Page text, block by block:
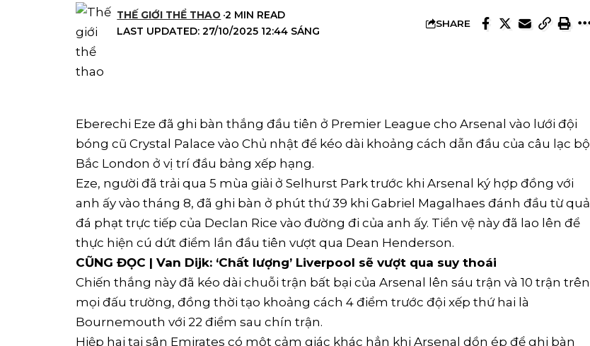
LAST UPDATED: 27/10/2025 12:44 SÁNG
THẾ GIỚI THỂ THAO 2 MIN READ
SHARE
Eberechi Eze đã ghi bàn thắng đầu tiên ở Premier League cho Arsenal vào lưới đội
bóng cũ Crystal Palace vào Chủ nhật để kéo dài khoảng cách dẫn đầu của câu lạc bộ
Bắc London ở vị trí đầu bảng xếp hạng.
Eze, người đã trải qua 5 mùa giải ở Selhurst Park trước khi Arsenal ký hợp đồng với
anh ấy vào tháng 8, đã ghi bàn ở phút thứ 39 khi Gabriel Magalhaes đánh đầu từ quả
đá phạt trực tiếp của Declan Rice vào đường đi của anh ấy. Tiền vệ này đã lao lên để
thực hiện cú dứt điểm lần đầu tiên vượt qua Dean Henderson.
CŨNG ĐỌC | Van Dijk: ‘Chất lượng’ Liverpool sẽ vượt qua suy thoái
Chiến thắng này đã kéo dài chuỗi trận bất bại của Arsenal lên sáu trận và 10 trận trên
mọi đấu trường, đồng thời tạo khoảng cách 4 điểm trước đội xếp thứ hai là
Bournemouth với 22 điểm sau chín trận.
Hiệp hai tại sân Emirates có một cảm giác khác hẳn khi Arsenal dồn ép để ghi bàn